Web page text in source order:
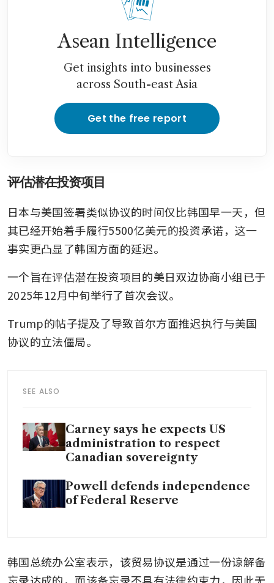
Asean Intelligence
Get insights into businesses
across South-east Asia
Get the free report
评估潜在投资项目
日本与美国签署类似协议的时间仅比韩国早一天，但
其已经开始着手履行5500亿美元的投资承诺，这一
事实更凸显了韩国方面的延迟。
一个旨在评估潜在投资项目的美日双边协商小组已于
2025年12月中旬举行了首次会议。
Trump的帖子提及了导致首尔方面推迟执行与美国
协议的立法僵局。
SEE ALSO
Carney says he expects US
administration to respect
Canadian sovereignty
Powell defends independence
of Federal Reserve
韩国总统办公室表示，该贸易协议是通过一份谅解备